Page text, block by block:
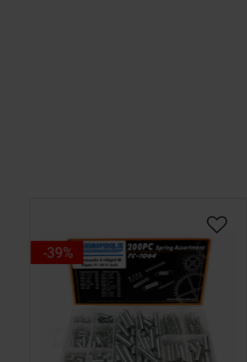
39%